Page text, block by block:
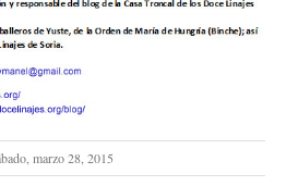
marzo 28, 2015